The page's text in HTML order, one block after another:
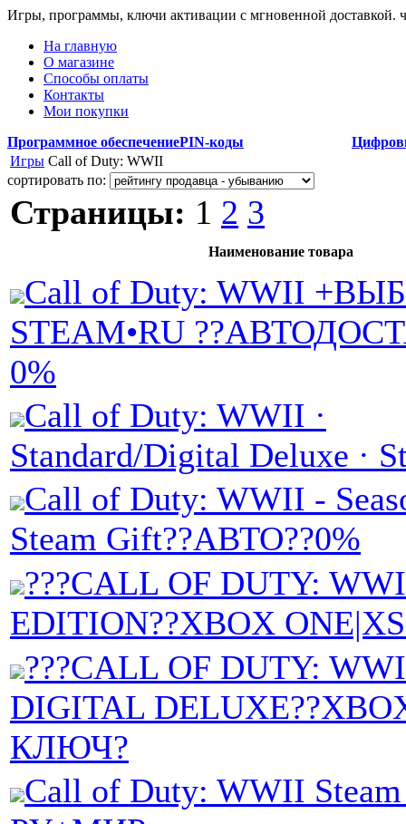
Игры, программы, ключи активации с мгновенной доставкой.
На главную
О магазине
Способы оплаты
Контакты
Мои покупки
Программное обеспечениеPIN-коды
Игры Call of Duty: WWII
сортировать по:
Страницы: 1 2 3
Наименование товара
Call of Duty: WWII
STEAM•RU
0%
Call of Duty: WWII ·
Standard/Digital Deluxe ·
Call of Duty: WWII -
Steam Gift??АВТО??0%
???CALL OF DUTY:
EDITION??XBOX
???CALL OF DUTY:
DIGITAL
КЛЮЧ?
Call of Duty: WWII